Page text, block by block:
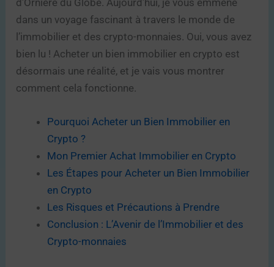
d’Ornière du Globe. Aujourd’hui, je vous emmène
dans un voyage fascinant à travers le monde de
l’immobilier et des crypto-monnaies. Oui, vous avez
bien lu ! Acheter un bien immobilier en crypto est
désormais une réalité, et je vais vous montrer
comment cela fonctionne.
Pourquoi Acheter un Bien Immobilier en
Crypto ?
Mon Premier Achat Immobilier en Crypto
Les Étapes pour Acheter un Bien Immobilier
en Crypto
Les Risques et Précautions à Prendre
Conclusion : L’Avenir de l’Immobilier et des
Crypto-monnaies